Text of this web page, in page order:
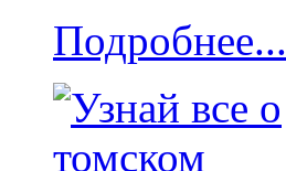
Подробнее...